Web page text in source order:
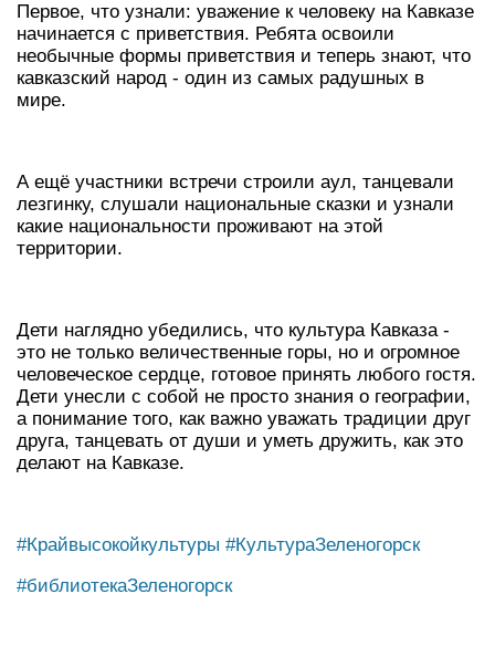
Первое, что узнали: уважение к человеку на Кавказе
начинается с приветствия. Ребята освоили
необычные формы приветствия и теперь знают, что
кавказский народ - один из самых радушных в
мире.
А ещё участники встречи строили аул, танцевали
лезгинку, слушали национальные сказки и узнали
какие национальности проживают на этой
территории.
Дети наглядно убедились, что культура Кавказа -
это не только величественные горы, но и огромное
человеческое сердце, готовое принять любого гостя.
Дети унесли с собой не просто знания о географии,
а понимание того, как важно уважать традиции друг
друга, танцевать от души и уметь дружить, как это
делают на Кавказе.
#Крайвысокойкультуры #КультураЗеленогорск
#библиотекаЗеленогорск